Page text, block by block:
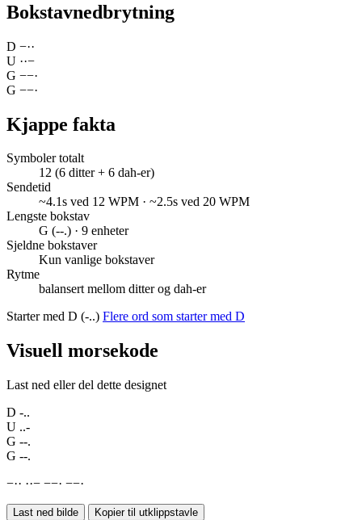
Bokstavnedbrytning
D −··
U ··−
G −−·
G −−·
Kjappe fakta
Symboler totalt
12 (6 ditter + 6 dah-er)
Sendetid
~4.1s ved 12 WPM · ~2.5s ved 20 WPM
Lengste bokstav
G (--.) · 9 enheter
Sjeldne bokstaver
Kun vanlige bokstaver
Rytme
balansert mellom ditter og dah-er
Starter med D (-..) Flere ord som starter med D
Visuell morsekode
Last ned eller del dette designet
D -..
U ..-
G --.
G --.
−·· ··− −−· −−·
Last ned bilde Kopier til utklippstavle